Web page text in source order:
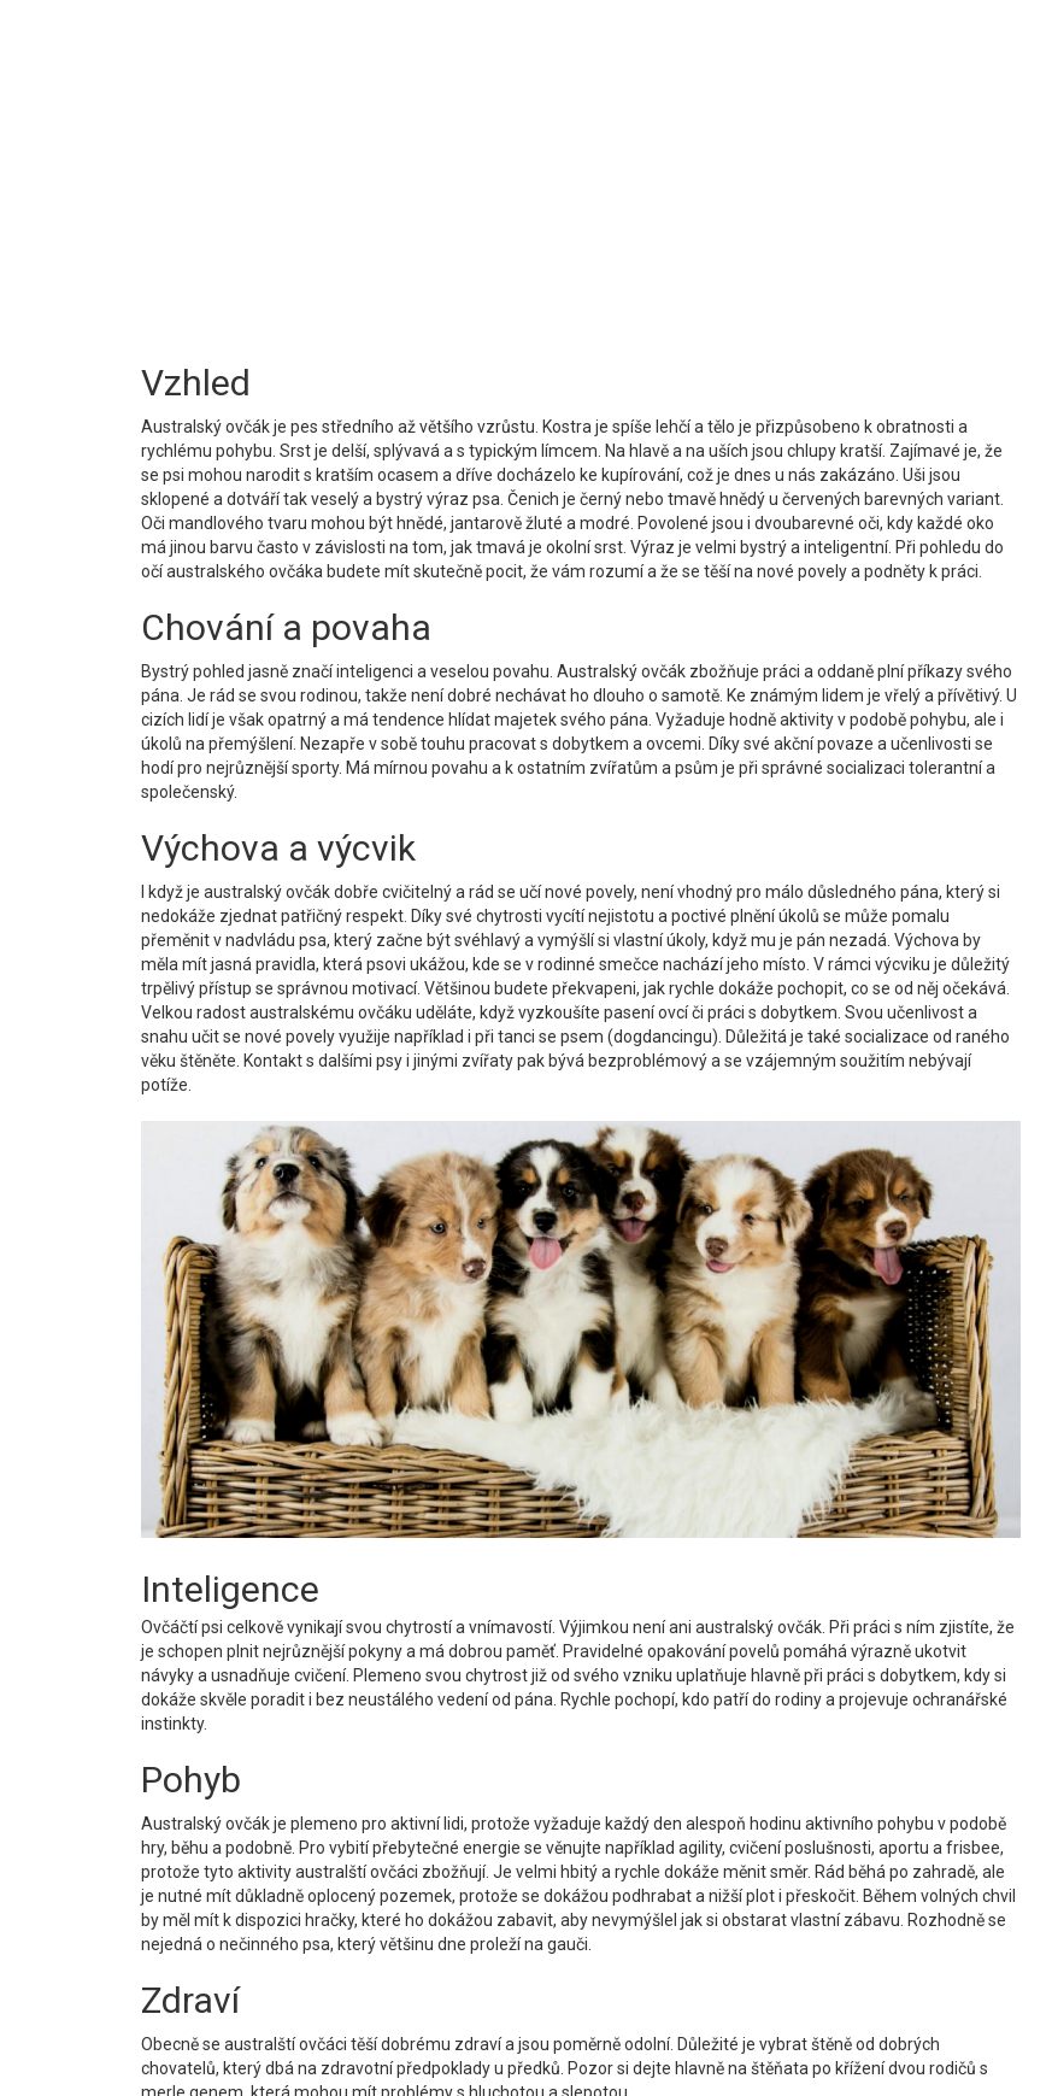
Vzhled
Australský ovčák je pes středního až většího vzrůstu. Kostra je spíše lehčí a tělo je přizpůsobeno k obratnosti a
rychlému pohybu. Srst je delší, splývavá a s typickým límcem. Na hlavě a na uších jsou chlupy kratší. Zajímavé je, že
se psi mohou narodit s kratším ocasem a dříve docházelo ke kupírování, což je dnes u nás zakázáno. Uši jsou
sklopené a dotváří tak veselý a bystrý výraz psa. Čenich je černý nebo tmavě hnědý u červených barevných variant.
Oči mandlového tvaru mohou být hnědé, jantarově žluté a modré. Povolené jsou i dvoubarevné oči, kdy každé oko
má jinou barvu často v závislosti na tom, jak tmavá je okolní srst. Výraz je velmi bystrý a inteligentní. Při pohledu do
očí australského ovčáka budete mít skutečně pocit, že vám rozumí a že se těší na nové povely a podněty k práci.
Chování a povaha
Bystrý pohled jasně značí inteligenci a veselou povahu. Australský ovčák zbožňuje práci a oddaně plní příkazy svého
pána. Je rád se svou rodinou, takže není dobré nechávat ho dlouho o samotě. Ke známým lidem je vřelý a přívětivý. U
cizích lidí je však opatrný a má tendence hlídat majetek svého pána. Vyžaduje hodně aktivity v podobě pohybu, ale i
úkolů na přemýšlení. Nezapře v sobě touhu pracovat s dobytkem a ovcemi. Díky své akční povaze a učenlivosti se
hodí pro nejrůznější sporty. Má mírnou povahu a k ostatním zvířatům a psům je při správné socializaci tolerantní a
společenský.
Výchova a výcvik
I když je australský ovčák dobře cvičitelný a rád se učí nové povely, není vhodný pro málo důsledného pána, který si
nedokáže zjednat patřičný respekt. Díky své chytrosti vycítí nejistotu a poctivé plnění úkolů se může pomalu
přeměnit v nadvládu psa, který začne být svéhlavý a vymýšlí si vlastní úkoly, když mu je pán nezadá. Výchova by
měla mít jasná pravidla, která psovi ukážou, kde se v rodinné smečce nachází jeho místo. V rámci výcviku je důležitý
trpělivý přístup se správnou motivací. Většinou budete překvapeni, jak rychle dokáže pochopit, co se od něj očekává.
Velkou radost australskému ovčáku uděláte, když vyzkoušíte pasení ovcí či práci s dobytkem. Svou učenlivost a
snahu učit se nové povely využije například i při tanci se psem (dogdancingu). Důležitá je také socializace od raného
věku štěněte. Kontakt s dalšími psy i jinými zvířaty pak bývá bezproblémový a se vzájemným soužitím nebývají
potíže.
Inteligence
Ovčáčtí psi celkově vynikají svou chytrostí a vnímavostí. Výjimkou není ani australský ovčák. Při práci s ním zjistíte, že
je schopen plnit nejrůznější pokyny a má dobrou paměť. Pravidelné opakování povelů pomáhá výrazně ukotvit
návyky a usnadňuje cvičení. Plemeno svou chytrost již od svého vzniku uplatňuje hlavně při práci s dobytkem, kdy si
dokáže skvěle poradit i bez neustálého vedení od pána. Rychle pochopí, kdo patří do rodiny a projevuje ochranářské
instinkty.
Pohyb
Australský ovčák je plemeno pro aktivní lidi, protože vyžaduje každý den alespoň hodinu aktivního pohybu v podobě
hry, běhu a podobně. Pro vybití přebytečné energie se věnujte například agility, cvičení poslušnosti, aportu a frisbee,
protože tyto aktivity australští ovčáci zbožňují. Je velmi hbitý a rychle dokáže měnit směr. Rád běhá po zahradě, ale
je nutné mít důkladně oplocený pozemek, protože se dokážou podhrabat a nižší plot i přeskočit. Během volných chvil
by měl mít k dispozici hračky, které ho dokážou zabavit, aby nevymýšlel jak si obstarat vlastní zábavu. Rozhodně se
nejedná o nečinného psa, který většinu dne proleží na gauči.
Zdraví
Obecně se australští ovčáci těší dobrému zdraví a jsou poměrně odolní. Důležité je vybrat štěně od dobrých
chovatelů, který dbá na zdravotní předpoklady u předků. Pozor si dejte hlavně na štěňata po křížení dvou rodičů s
merle genem, která mohou mít problémy s hluchotou a slepotou.